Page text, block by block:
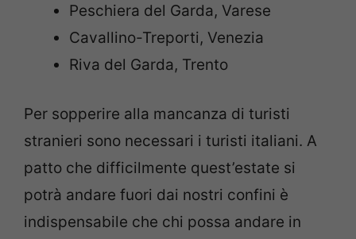
Peschiera del Garda, Varese
Cavallino-Treporti, Venezia
Riva del Garda, Trento
Per sopperire alla mancanza di turisti
stranieri sono necessari i turisti italiani. A
patto che difficilmente quest’estate si
potrà andare fuori dai nostri confini è
indispensabile che chi possa andare in